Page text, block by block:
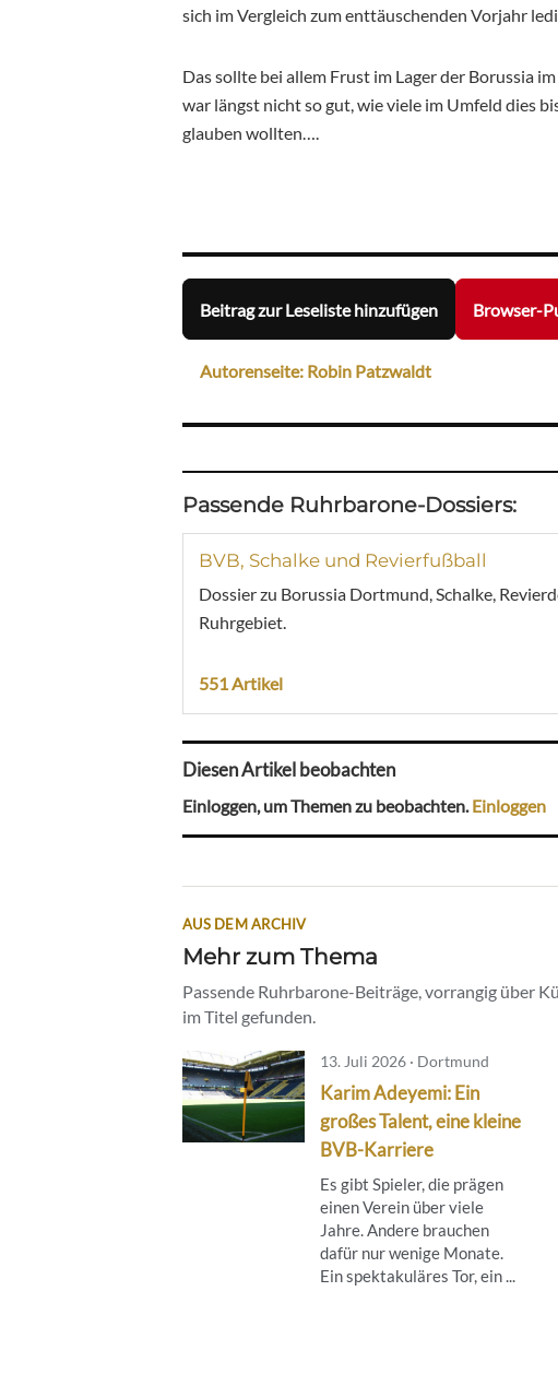
sich im Vergleich zum enttäuschenden Vorjahr
Das sollte bei allem Frust im Lager der Borussia
war längst nicht so gut, wie viele im Umfeld dies
glauben wollten….
Beitrag zur Leseliste hinzufügen Browser-
Autorenseite: Robin Patzwaldt
Passende Ruhrbarone-Dossiers:
BVB, Schalke und Revierfußball
Dossier zu Borussia Dortmund, Schalke,
Ruhrgebiet.
551 Artikel
Diesen Artikel beobachten
Einloggen, um Themen zu beobachten. Einloggen
AUS DEM ARCHIV
Mehr zum Thema
Passende Ruhrbarone-Beiträge, vorrangig über
im Titel gefunden.
13. Juli 2026 · Dortmund
Karim Adeyemi: Ein
großes Talent, eine kleine
BVB-Karriere
Es gibt Spieler, die prägen
einen Verein über viele
Jahre. Andere brauchen
dafür nur wenige Monate.
Ein spektakuläres Tor, ein ...